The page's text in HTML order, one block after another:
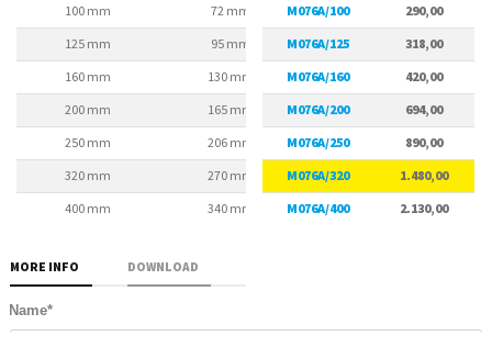
100 mm
72 mm
125 mm
95 mm
160 mm
130 mm
200 mm
165 mm
250 mm
206 mm
320 mm
270 mm
400 mm
340 mm
M076A/100
290,00
M076A/125
318,00
M076A/160
420,00
M076A/200
694,00
M076A/250
890,00
M076A/320
1.480,00
M076A/400
2.130,00
MORE INFO DOWNLOAD